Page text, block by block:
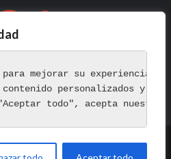
mejorar su experiencia
contenido personalizados y
todo", acepta nuestro
derechos reservados.